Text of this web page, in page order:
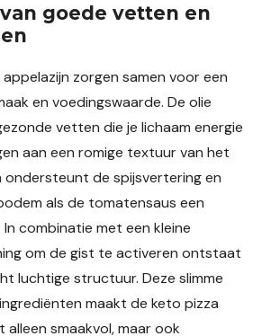
goede vetten en
zorgen samen voor een
en voedingswaarde. De olie
vetten die je lichaam energie
aan een romige textuur van het
ondersteunt de spijsvertering en
als de tomatensaus een
combinatie met een kleine
om de gist te activeren ontstaat
luchtige structuur. Deze slimme
maakt de keto pizza
alleen smaakvol, maar ook